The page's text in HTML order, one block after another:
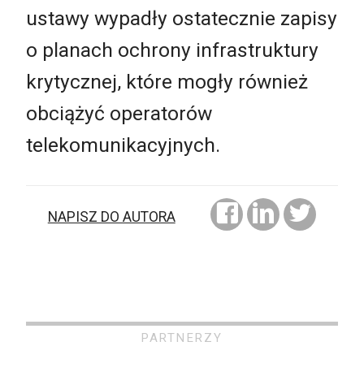
ustawy wypadły ostatecznie zapisy
o planach ochrony infrastruktury
krytycznej, które mogły również
obciążyć operatorów
telekomunikacyjnych.
NAPISZ DO AUTORA
PARTNERZY